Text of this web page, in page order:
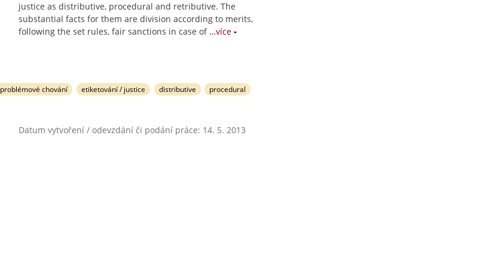
justice as distributive, procedural and retributive. The
substantial facts for them are division according to merits,
following the set rules, fair sanctions in case of …více
problémové chování etiketování / justice distributive
procedural
Datum vytvoření / odevzdání či podání práce: 14. 5. 2013